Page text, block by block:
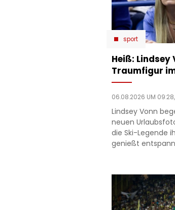
sport
Heiß: Lindsey
Traumfigur
06.08.2026 UM 09:28,
Lindsey Vonn
neuen
die Ski-Legende
genießt